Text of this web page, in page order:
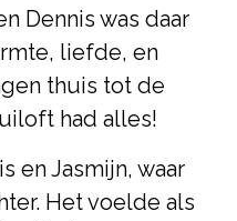
Dennis was daar
liefde, en
thuis tot de
had alles!
en Jasmijn, waar
Het voelde als